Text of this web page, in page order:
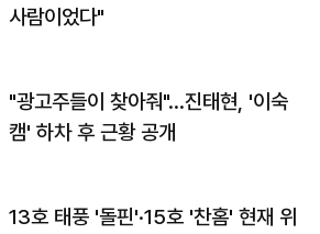
사람이었다"
"광고주들이 찾아줘"…진태현, '이숙
캠' 하차 후 근황 공개
13호 태풍 '돌핀'·15호 '찬홈' 현재 위